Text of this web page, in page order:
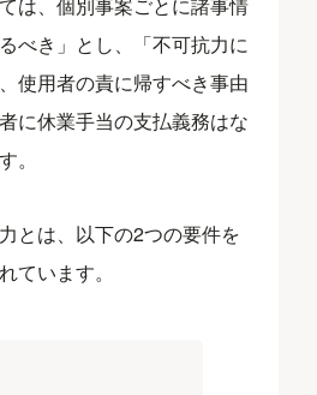
べき」とし、「不可抗力に
使用者の責に帰すべき事由
に休業手当の支払義務はな
。
とは、以下の2つの要件を
ています。